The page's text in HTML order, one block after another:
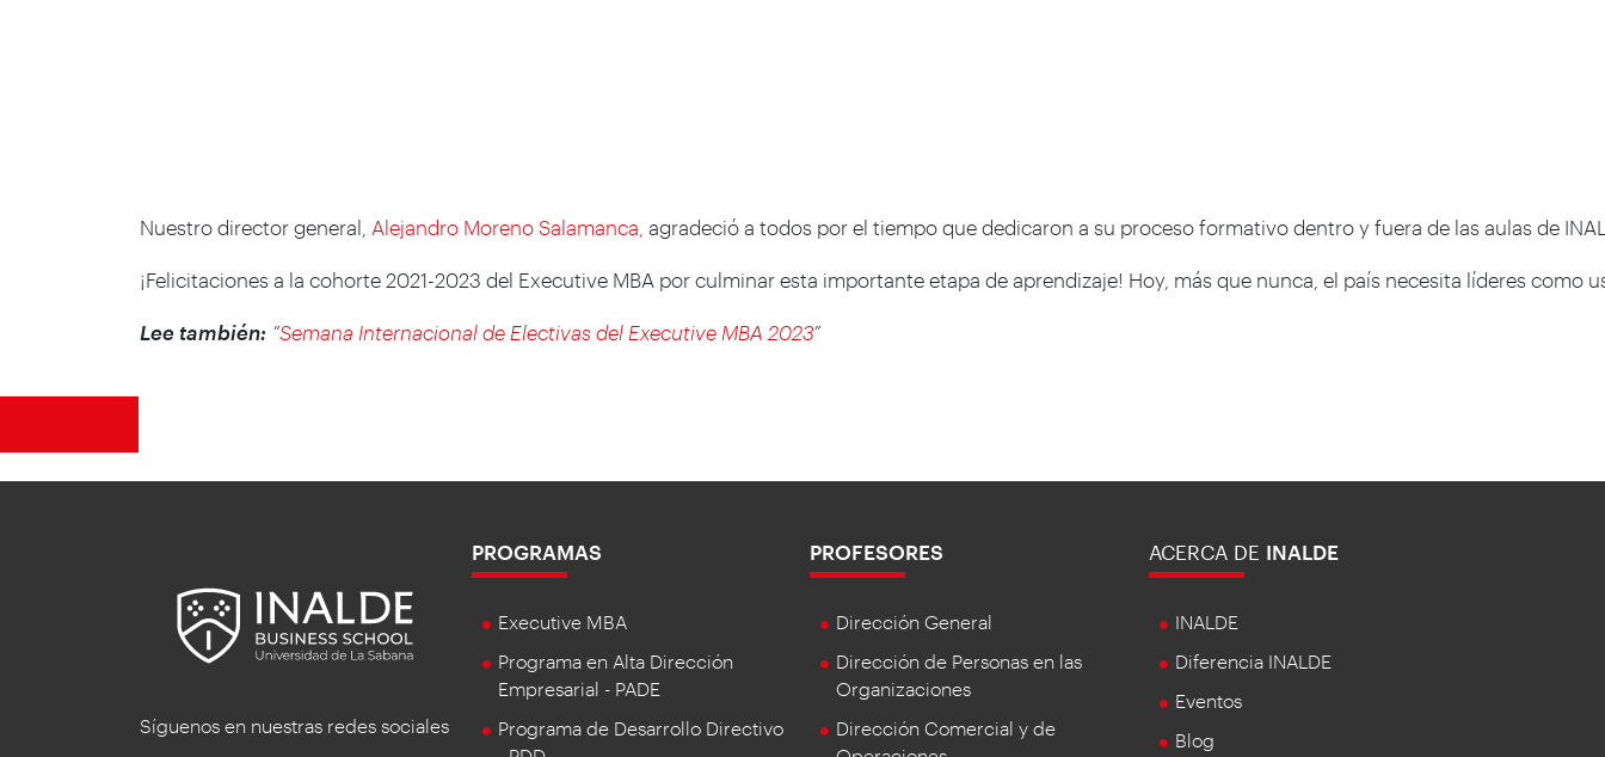
Nuestro director general, Alejandro Moreno Salamanca, agradeció a todos por el tiempo que dedicaron a su proceso formativo dentro y fuera de las aulas de
¡Felicitaciones a la cohorte 2021-2023 del Executive MBA por culminar esta importante etapa de aprendizaje! Hoy, más que nunca, el país necesita líderes
Lee también: “Semana Internacional de Electivas del Executive MBA 2023”
Síguenos en nuestras redes sociales
PROGRAMAS
Executive MBA
Programa en Alta Dirección
Empresarial - PADE
Programa de Desarrollo Directivo
PROFESORES
Dirección General
Dirección de Personas en las
Organizaciones
Dirección Comercial y de
ACERCA DE INALDE
INALDE
Diferencia INALDE
Eventos
Blog